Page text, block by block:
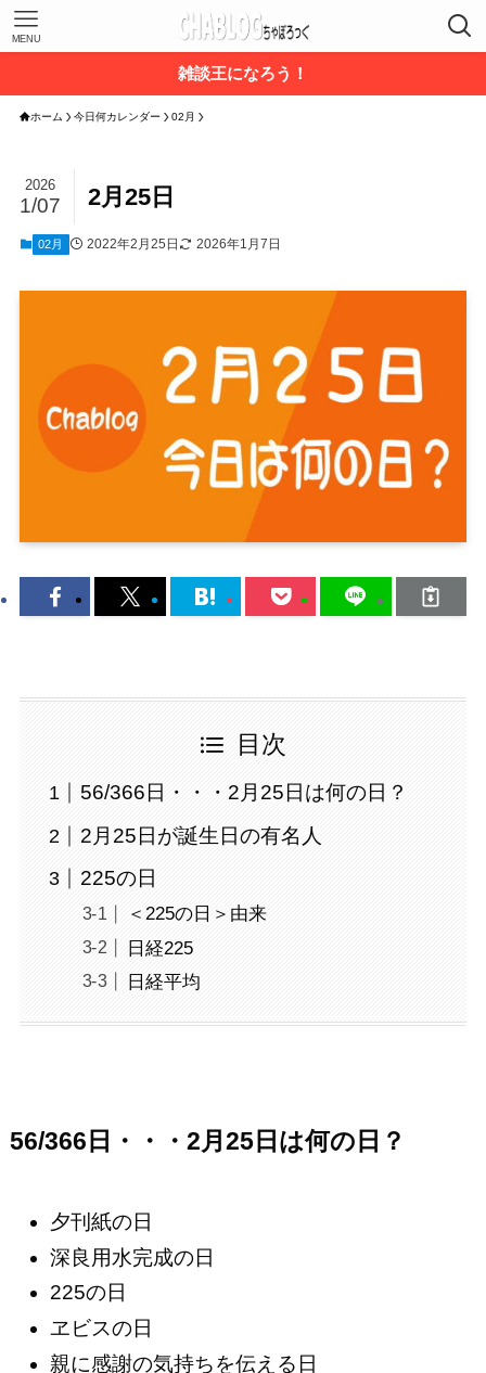
MENU
雑談王になろう！
ホーム 今日何カレンダー 02月
2月25日
2026
1/07
02月 2022年2月25日 2026年1月7日
目次
56/366日・・・2月25日は何の日？
2月25日が誕生日の有名人
225の日
＜225の日＞由来
日経225
日経平均
56/366日・・・2月25日は何の日？
夕刊紙の日
深良用水完成の日
225の日
ヱビスの日
親に感謝の気持ちを伝える日